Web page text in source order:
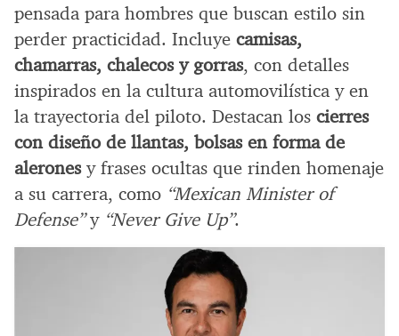
pensada para hombres que buscan estilo sin
perder practicidad. Incluye camisas,
chamarras, chalecos y gorras, con detalles
inspirados en la cultura automovilística y en
la trayectoria del piloto. Destacan los cierres
con diseño de llantas, bolsas en forma de
aleronesy frases ocultas que rinden homenaje
a su carrera, como “Mexican Minister of
Defense”y “Never Give Up”.